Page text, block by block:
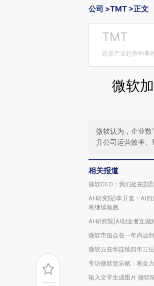
公司 >TMT >正文
TMT
还原产业趋势和事
微软
微软认为，企业
升公司运营效率
相关报道
微软CEO：我们处在剧
AI·研究院|李开复：AI
将继续领跑
AI·研究院|AI创业者互
微软市值会在一年内达
微软云在华连续四年三
专访微软贺乐赋：将全
输入文字生成图片 微软